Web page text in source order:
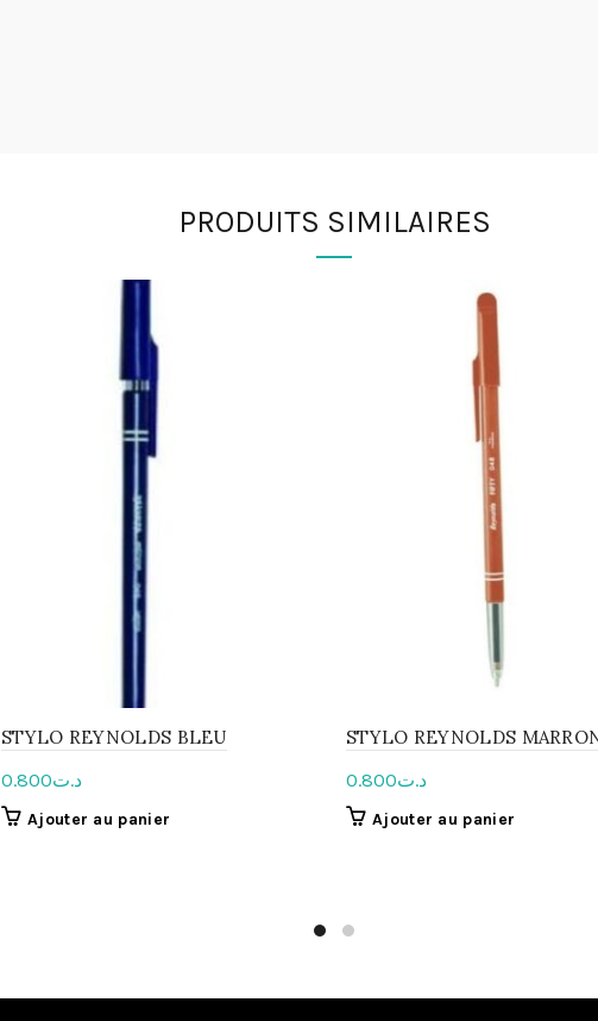
PRODUITS SIMILAIRES
STYLO REYNOLDS BLEU
د.ت0.800
Ajouter au panier
STYLO REYNOLDS
د.ت0.800
Ajouter au panier